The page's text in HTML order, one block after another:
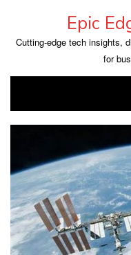
content
Epic
Cutting-edge tech insights,
for